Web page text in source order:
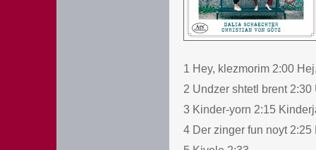
1 Hey, klezmorim 2:00
2 Undzer shtetl brent
3 Kinder-yorn 2:15
4 Der zinger fun noyt